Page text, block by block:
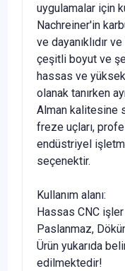
uygulamalar için
Nachreiner'in
ve dayanıklıdır
çeşitli boyut ve
hassas ve
olanak tanırken
Alman kalitesine
freze uçları,
endüstriyel
seçenektir.
Kullanım alanı:
Hassas CNC
Paslanmaz,
Ürün yukarıda
edilmektedir!